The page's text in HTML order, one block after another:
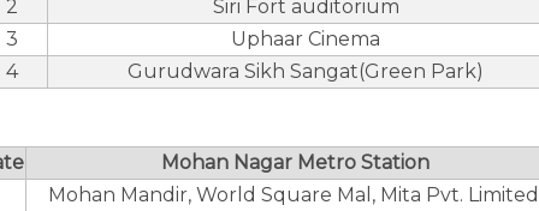
2
Siri Fort auditorium
3
Uphaar Cinema
4
Gurudwara Sikh Sangat(Green Park)
Mohan Nagar Metro Station
Mohan Mandir, World Square Mal, Mita Pvt.